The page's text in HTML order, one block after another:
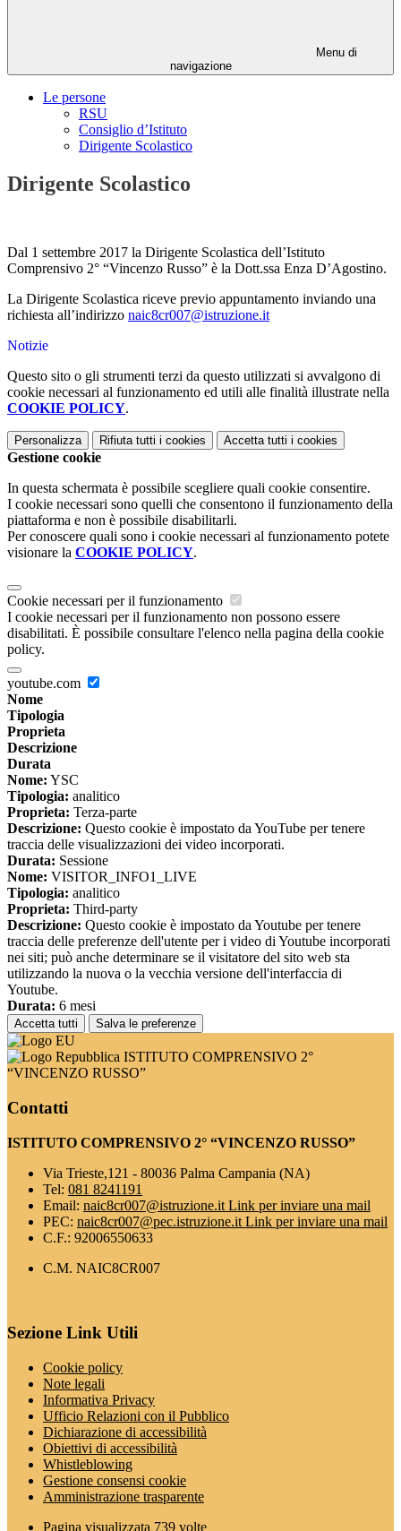
Menu di
navigazione
Le persone
RSU
Consiglio d’Istituto
Dirigente Scolastico
Dirigente Scolastico
Dal 1 settembre 2017 la Dirigente Scolastica dell’Istituto
Comprensivo 2° “Vincenzo Russo” è la Dott.ssa Enza D’Agostino.
La Dirigente Scolastica riceve previo appuntamento inviando una
richiesta all’indirizzo naic8cr007@istruzione.it
Notizie
Questo sito o gli strumenti terzi da questo utilizzati si avvalgono di
cookie necessari al funzionamento ed utili alle finalità illustrate nella
COOKIE POLICY.
Personalizza Rifiuta tutti i cookies Accetta tutti i cookies
Gestione cookie
In questa schermata è possibile scegliere quali cookie consentire.
I cookie necessari sono quelli che consentono il funzionamento della
piattaforma e non è possibile disabilitarli.
Per conoscere quali sono i cookie necessari al funzionamento potete
visionare la COOKIE POLICY.
Cookie necessari per il funzionamento
I cookie necessari per il funzionamento non possono essere
disabilitati. È possibile consultare l'elenco nella pagina della cookie
policy.
youtube.com
Nome
Tipologia
Proprieta
Descrizione
Durata
Nome: YSC
Tipologia: analitico
Proprieta: Terza-parte
Descrizione: Questo cookie è impostato da YouTube per tenere
traccia delle visualizzazioni dei video incorporati.
Durata: Sessione
Nome: VISITOR_INFO1_LIVE
Tipologia: analitico
Proprieta: Third-party
Descrizione: Questo cookie è impostato da Youtube per tenere
traccia delle preferenze dell'utente per i video di Youtube incorporati
nei siti; può anche determinare se il visitatore del sito web sta
utilizzando la nuova o la vecchia versione dell'interfaccia di
Youtube.
Durata: 6 mesi
Accetta tutti Salva le preferenze
ISTITUTO COMPRENSIVO 2°
“VINCENZO RUSSO”
Contatti
ISTITUTO COMPRENSIVO 2° “VINCENZO RUSSO”
Via Trieste,121 - 80036 Palma Campania (NA)
Tel: 081 8241191
Email: naic8cr007@istruzione.it Link per inviare una mail
PEC: naic8cr007@pec.istruzione.it Link per inviare una mail
C.F.: 92006550633
C.M. NAIC8CR007
Sezione Link Utili
Cookie policy
Note legali
Informativa Privacy
Ufficio Relazioni con il Pubblico
Dichiarazione di accessibilità
Obiettivi di accessibilità
Whistleblowing
Gestione consensi cookie
Amministrazione trasparente
Pagina visualizzata 739 volte